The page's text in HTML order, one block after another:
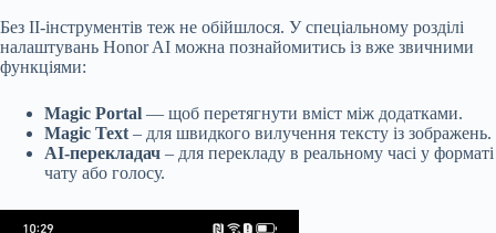
Без ІІ-інструментів теж не обійшлося. У спеціальному розділі
налаштувань Honor AI можна познайомитись із вже звичними
функціями:
Magic Portal — щоб перетягнути вміст між додатками.
Magic Text – для швидкого вилучення тексту із зображень.
AI-перекладач – для перекладу в реальному часі у форматі
чату або голосу.